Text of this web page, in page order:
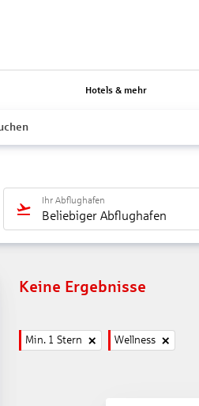
Hotels & mehr
Ihr Abflughafen
Beliebiger Abflughafen
Keine Ergebnisse
Min. 1 Stern Wellness